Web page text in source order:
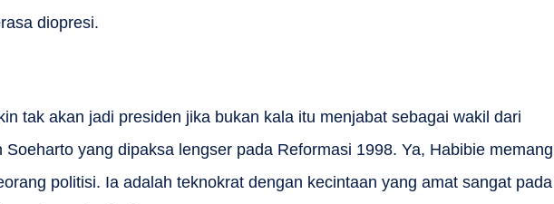
diopresi.
tak akan jadi presiden jika bukan kala itu menjabat sebagai wakil dari
Soeharto yang dipaksa lengser pada Reformasi 1998. Ya, Habibie memang
politisi. Ia adalah teknokrat dengan kecintaan yang amat sangat pada